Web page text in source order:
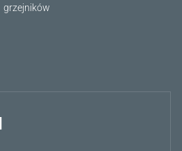
grzejników